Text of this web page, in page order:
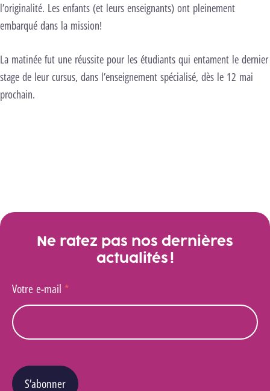
l’originalité. Les enfants (et leurs enseignants) ont pleinement
embarqué dans la mission!
La matinée fut une réussite pour les étudiants qui entament le dernier
stage de leur cursus, dans l’enseignement spécialisé, dès le 12 mai
prochain.
Ne ratez pas nos dernières
actualités !
Votre e-mail *
S’abonner